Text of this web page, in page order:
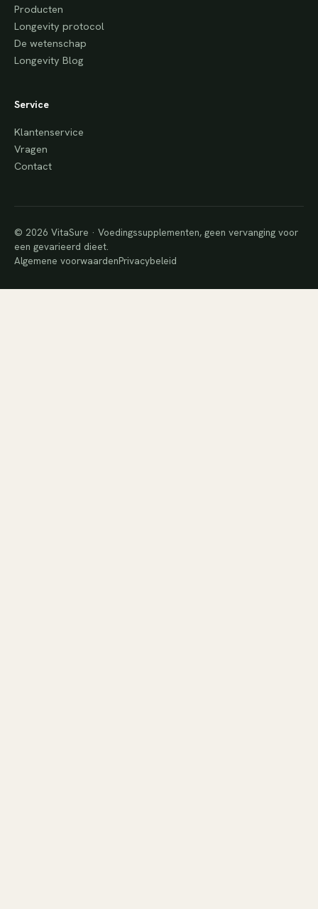
Producten
Longevity protocol
De wetenschap
Longevity Blog
Service
Klantenservice
Vragen
Contact
© 2026 VitaSure · Voedingssupplementen, geen vervanging voor
een gevarieerd dieet.
Algemene voorwaardenPrivacybeleid